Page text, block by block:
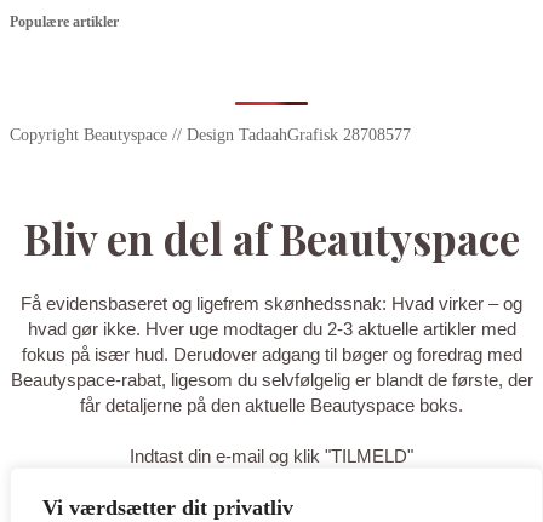
Vi værdsætter dit privatliv
Populære artikler
Copyright Beautyspace // Design TadaahGrafisk 28708577
Bliv en del af Beautyspace
Få evidensbaseret og ligefrem skønhedssnak: Hvad virker – og
hvad gør ikke. Hver uge modtager du 2-3 aktuelle artikler med
fokus på især hud. Derudover adgang til bøger og foredrag med
Beautyspace-rabat, ligesom du selvfølgelig er blandt de første, der
får detaljerne på den aktuelle Beautyspace boks.
Indtast din e-mail og klik "TILMELD"